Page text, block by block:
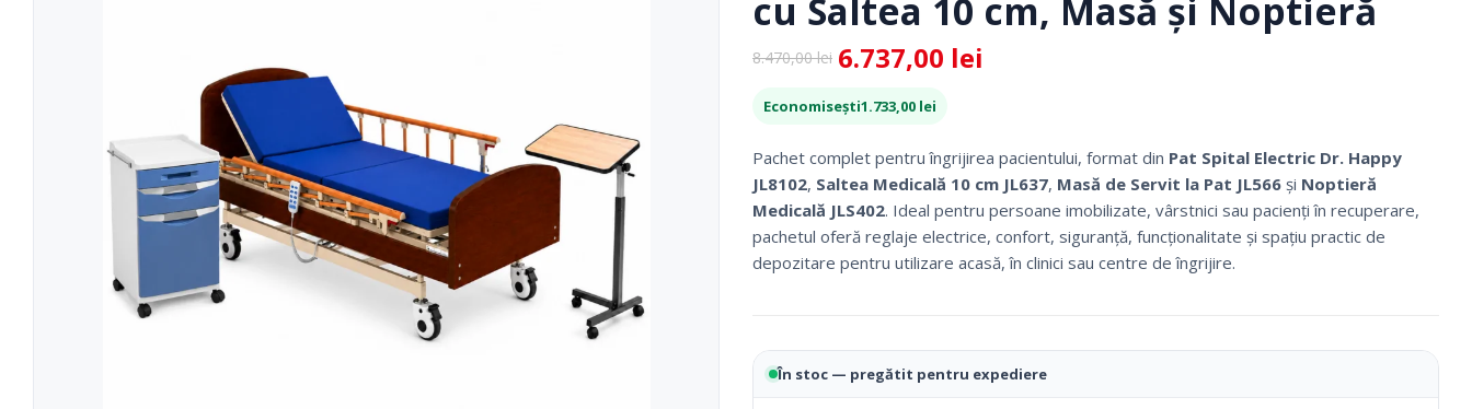
Unitate Aspiratie
Cantare Digitale
Termometre
Pompe de San
Talonete
Scaune De Baie
Rolatoare
Fotolii Rulante
Accesorii Dispozitive
cu Saltea 10 cm, Masă și Noptieră
8.470,00lei
Prețul
inițial
a
fost:
8.470,00 lei.
6.737,00 lei
Prețul
curent
este:
6.737,00 lei.
Economisești1.733,00 lei
Pachet complet pentru îngrijirea pacientului, format din Pat Spital Electric Dr. Happy
JL8102, Saltea Medicală 10 cm JL637, Masă de Servit la Pat JL566 și Noptieră
Medicală JLS402. Ideal pentru persoane imobilizate, vârstnici sau pacienți în recuperare,
pachetul oferă reglaje electrice, confort, siguranță, funcționalitate și spațiu practic de
depozitare pentru utilizare acasă, în clinici sau centre de îngrijire.
În stoc — pregătit pentru expediere